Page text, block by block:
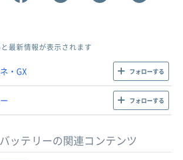
最新情報が表示されます
・GX フォローする
フォローする
ッテリーの関連コンテンツ